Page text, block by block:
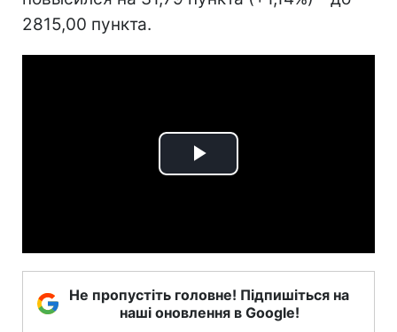
2815,00 пункта.
Play
Не пропустіть головне! Підпишіться на
наші оновлення в Google!